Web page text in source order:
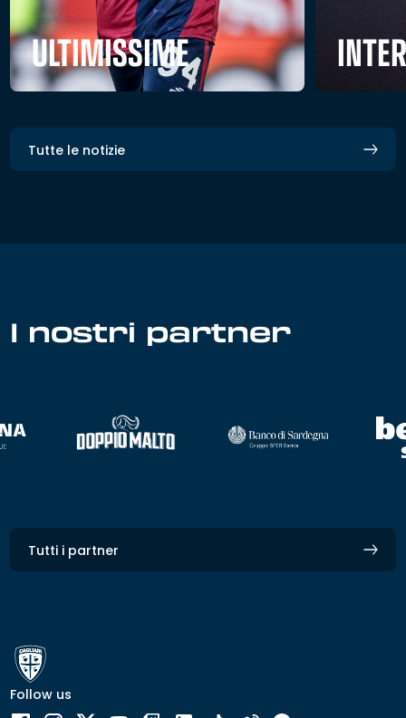
ULTIMISSIME
Tutte le notizie
I nostri partner
Tutti i partner
Follow us